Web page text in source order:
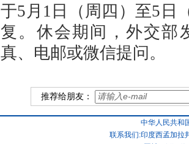
于5月1日（周四）至5日
复。休会期间，外交部
真、电邮或微信提问。
推荐给朋友：
中华人民共和
联系我们:印度西孟加拉